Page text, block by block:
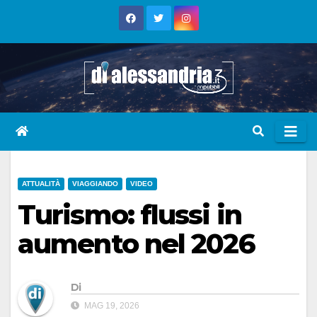
ATTUALITÀ VIAGGIANDO VIDEO
Turismo: flussi in
aumento nel 2026
Di
MAG 19, 2026